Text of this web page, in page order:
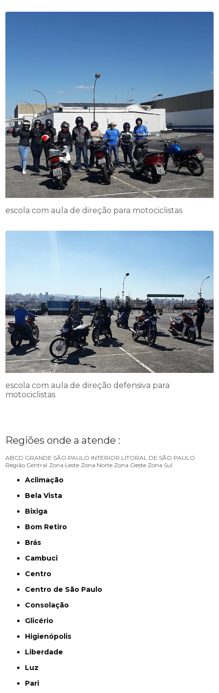
escola com aula de direção para motociclistas
escola com aula de direção defensiva para
motociclistas
Regiões onde a atende :
ABCD GRANDE SÃO PAULO INTERIOR LITORAL DE SÃO PAULO
Região Central Zona Leste Zona Norte Zona Oeste Zona Sul
Aclimação
Bela Vista
Bixiga
Bom Retiro
Brás
Cambuci
Centro
Centro de São Paulo
Consolação
Glicério
Higienópolis
Liberdade
Luz
Pari